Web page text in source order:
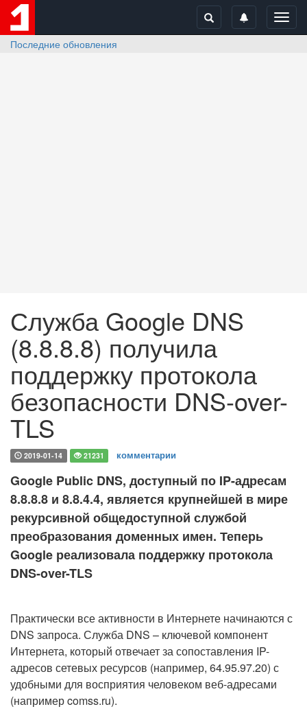
Последние обновления
Служба Google DNS
(8.8.8.8) получила
поддержку протокола
безопасности DNS-over-
TLS
2019-01-14 21231 комментарии
Google Public DNS, доступный по IP-адресам
8.8.8.8 и 8.8.4.4, является крупнейшей в мире
рекурсивной общедоступной службой
преобразования доменных имен. Теперь
Google реализовала поддержку протокола
DNS-over-TLS
Практически все активности в Интернете начинаются с
DNS запроса. Служба DNS – ключевой компонент
Интернета, который отвечает за сопоставления IP-
адресов сетевых ресурсов (например, 64.95.97.20) с
удобными для восприятия человеком веб-адресами
(например comss.ru).